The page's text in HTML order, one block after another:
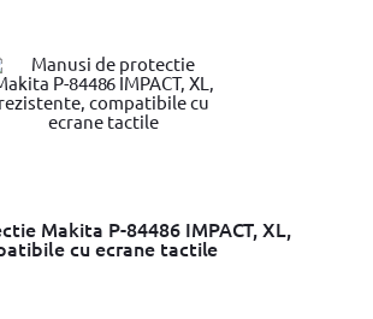
Makita P-84486 IMPACT, XL,
cu ecrane tactile